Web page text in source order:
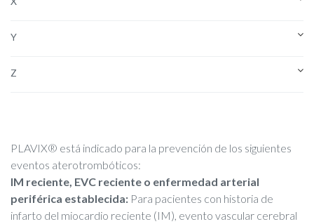
Y
Z
PLAVIX® está indicado para la prevención de los siguientes
eventos aterotrombóticos:
IM reciente, EVC reciente o enfermedad arterial
periférica establecida: Para pacientes con historia de
infarto del miocardio reciente (IM), evento vascular cerebral